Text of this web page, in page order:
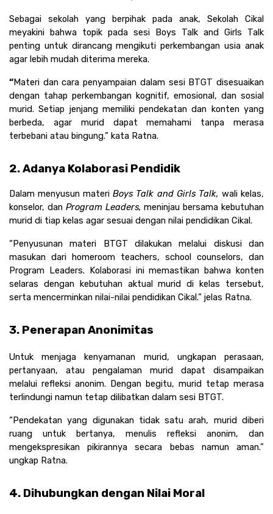
Sebagai sekolah yang berpihak pada anak, Sekolah Cikal
meyakini bahwa topik pada sesi Boys Talk and Girls Talk
penting untuk dirancang mengikuti perkembangan usia anak
agar lebih mudah diterima mereka.
“Materi dan cara penyampaian dalam sesi BTGT disesuaikan
dengan tahap perkembangan kognitif, emosional, dan sosial
murid. Setiap jenjang memiliki pendekatan dan konten yang
berbeda, agar murid dapat memahami tanpa merasa
terbebani atau bingung.” kata Ratna.
2. Adanya Kolaborasi Pendidik
Dalam menyusun materi Boys Talk and Girls Talk, wali kelas,
konselor, dan Program Leaders, meninjau bersama kebutuhan
murid di tiap kelas agar sesuai dengan nilai pendidikan Cikal.
“Penyusunan materi BTGT dilakukan melalui diskusi dan
masukan dari homeroom teachers, school counselors, dan
Program Leaders. Kolaborasi ini memastikan bahwa konten
selaras dengan kebutuhan aktual murid di kelas tersebut,
serta mencerminkan nilai-nilai pendidikan Cikal.” jelas Ratna.
3. Penerapan Anonimitas
Untuk menjaga kenyamanan murid, ungkapan perasaan,
pertanyaan, atau pengalaman murid dapat disampaikan
melalui refleksi anonim. Dengan begitu, murid tetap merasa
terlindungi namun tetap dilibatkan dalam sesi BTGT.
“Pendekatan yang digunakan tidak satu arah, murid diberi
ruang untuk bertanya, menulis refleksi anonim, dan
mengekspresikan pikirannya secara bebas namun aman.”
ungkap Ratna.
4. Dihubungkan dengan Nilai Moral